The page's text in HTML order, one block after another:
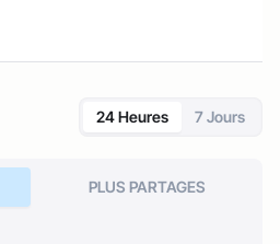
24 Heures 7 Jours
PLUS PARTAGES